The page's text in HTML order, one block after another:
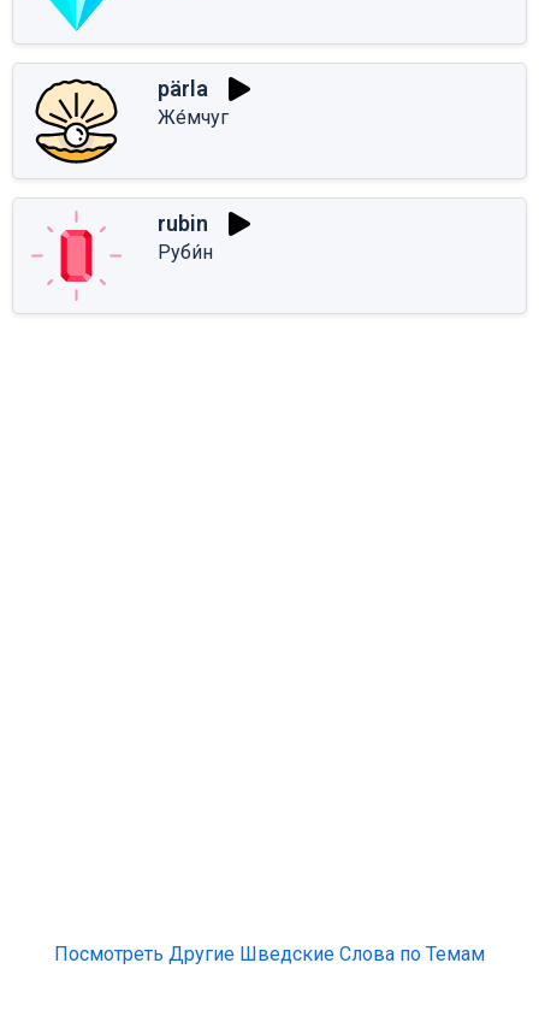
pärla
Же́мчуг
rubin
Руби́н
Посмотреть Другие Шведские Слова по Темам